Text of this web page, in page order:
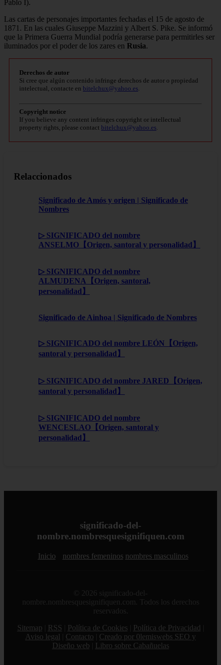
Pablo I).
Las cartas de personajes importantes fechadas el 15 de agosto de
1871. En las cuales Giuseppe Mazzini y Albert S. Pike. Se informó
que la Primera Guerra Mundial podría generarse para permitirles ser
iluminados por el poder de los zares en Rusia.
Derechos de autor
Si cree que algún contenido infringe derechos de autor o propiedad
intelectual, contacte en bitelchux@yahoo.es
Copyright notice
If you believe any content infringes copyright or intellectual
property rights, please contact bitelchux@yahoo.es
Relaccionados
Significado de Amós y origen | Significado de
Nombres
▷ SIGNIFICADO del nombre
ANSELMO【Origen, santoral y personalidad】
▷ SIGNIFICADO del nombre
ALMUDENA【Origen, santoral,
personalidad】
Significado de Ainhoa | Significado de Nombres
▷ SIGNIFICADO del nombre LEÓN【Origen,
santoral y personalidad】
▷ SIGNIFICADO del nombre JARED【Origen,
santoral y personalidad】
▷ SIGNIFICADO del nombre
WENCESLAO【Origen, santoral y
personalidad】
significado-del-
nombre.nombresquesignifiquen.com
Inicio nombres femeninos nombres masculinos
© 2026 significado-del-
nombre.nombresquesignifiquen.com. Todos los derechos
reservados.
Sitemap
RSS Política de Cookies Política de Privacidad
Aviso legal
Contacto
Creado por 0lemiswebs SEO y
Diseño web
Libro sobre Cabañuelas